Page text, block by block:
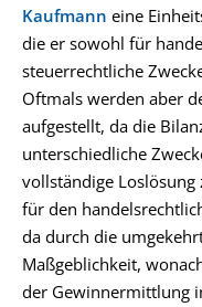
Kaufmann eine
die er sowohl für
steuerrechtliche
Oftmals werden aber
aufgestellt, da die
unterschiedliche
vollständige Loslösung
für den
da durch die
Maßgeblichkeit,
der Gewinnermittlung